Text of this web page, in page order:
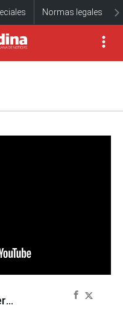
Normas legales